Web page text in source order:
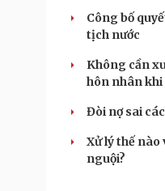
Công bố
tịch nước
Không cần
hôn nhân
Đòi nợ sai
Xử lý thế nào
nguội?